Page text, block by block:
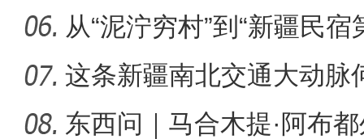
从“泥泞穷村”到“新疆民
桂
这条新疆南北交通大动脉
度”？
东西问｜马合木提·阿布